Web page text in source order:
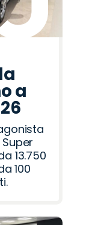
a
13.750
100